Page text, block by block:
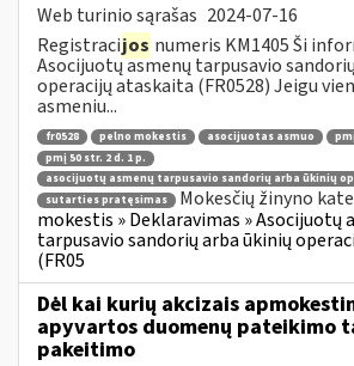
Web turinio sąrašas 2024-07-16
Registracijos numeris KM1405 Ši
Asocijuotų asmenų tarpusavio
operacijų ataskaita (FR0528) Jeigu
asmeniu...
fr0528 pelno mokestis asocijuotas asmuo
pmį 50 str. 2 d. 1 p.
asocijuotų asmenų tarpusavio sandorių arba ūkinių
sutarties pratęsimas
Mokesčių žinyno
mokestis » Deklaravimas » Asocijuotų
tarpusavio sandorių arba ūkinių
(FR05
Dėl kai kurių akcizais
apyvartos duomenų pateikimo
pakeitimo